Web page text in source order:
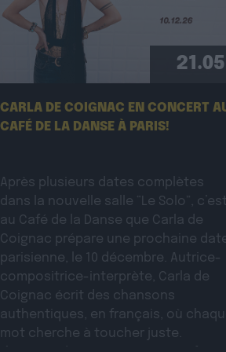
21.05
CARLA DE COIGNAC EN CONCERT
CAFÉ DE LA DANSE À PARIS!
Après plusieurs dates complètes
dans la nouvelle salle “Le Solo”, c’est
au Café de la Danse que Carla de
Coignac prépare une prochaine
parisienne, le 10 décembre. Autrice-
compositrice-interprète, Carla de
Coignac écrit des chansons
authentiques, en français, où
mot cherche à toucher juste.